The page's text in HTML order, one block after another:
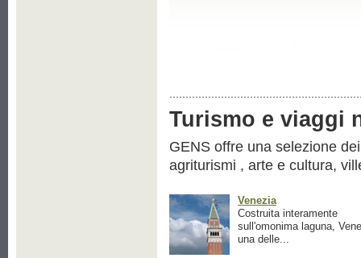
Turismo e viaggi
GENS offre una selezione
agriturismi , arte e cultura,
Venezia
Costruita interamente
sull'omonima laguna,
una delle...